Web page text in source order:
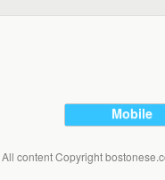
Mobile
All content Copyright